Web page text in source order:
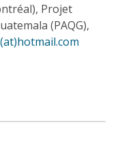
Projet
(PAQG),